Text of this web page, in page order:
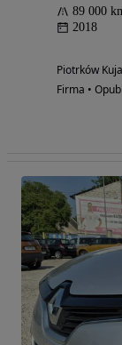
89 000
2018
Piotrków
Firma •